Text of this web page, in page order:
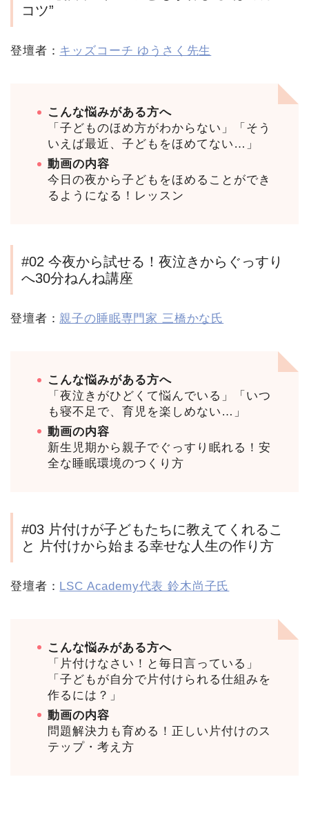
コツ”
登壇者： キッズコーチ ゆうさく先生
こんな悩みがある方へ
「子どものほめ方がわからない」「そう
いえば最近、子どもをほめてない…」
動画の内容
今日の夜から子どもをほめることができ
るようになる！レッスン
#02 今夜から試せる！夜泣きからぐっすり
へ30分ねんね講座
登壇者：親子の睡眠専門家 三橋かな氏
こんな悩みがある方へ
「夜泣きがひどくて悩んでいる」「いつ
も寝不足で、育児を楽しめない…」
動画の内容
新生児期から親子でぐっすり眠れる！安
全な睡眠環境のつくり方
#03 片付けが子どもたちに教えてくれるこ
と 片付けから始まる幸せな人生の作り方
登壇者： LSC Academy代表 鈴木尚子氏
こんな悩みがある方へ
「片付けなさい！と毎日言っている」
「子どもが自分で片付けられる仕組みを
作るには？」
動画の内容
問題解決力も育める！正しい片付けのス
テップ・考え方